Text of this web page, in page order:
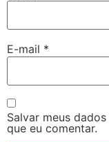
E-mail *
Salvar meus
que eu comentar.